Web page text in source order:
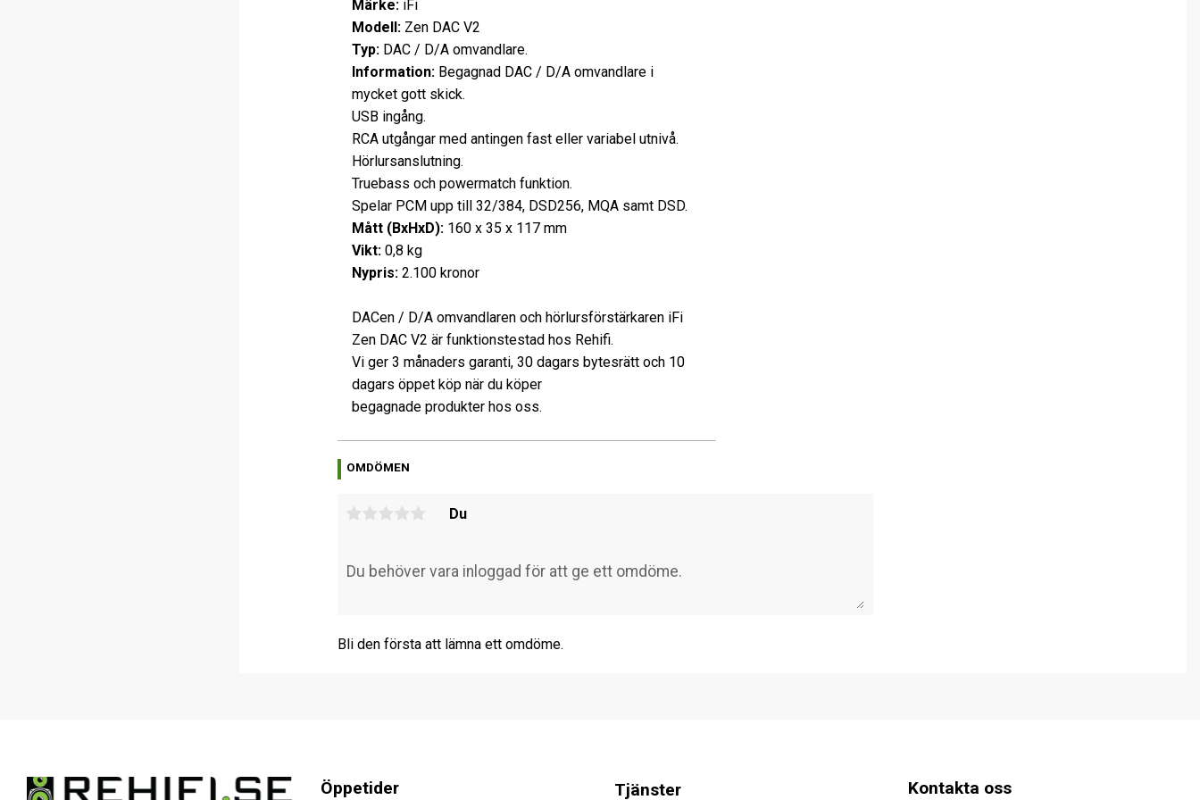
Märke:iFi
Modell:Zen DAC V2
Typ:DAC / D/A omvandlare.
Information:Begagnad DAC / D/A omvandlare i
mycket gott skick.
USB ingång.
RCA utgångar med antingen fast eller variabel utnivå.
Hörlursanslutning.
Truebass och powermatch funktion.
Spelar PCM upp till 32/384, DSD256, MQA samt DSD.
Mått (BxHxD):160 x 35 x 117 mm
Vikt:0,8 kg
Nypris:2.100 kronor
DACen / D/A omvandlaren och hörlursförstärkaren iFi
Zen DAC V2 är funktionstestad hos Rehifi.
Vi ger 3 månaders garanti, 30 dagars bytesrätt och 10
dagars öppet köp när du köper
begagnade produkter hos oss.
OMDÖMEN
Du
Bli den första att lämna ett omdöme.
Öppetider Kontakta oss
Tjänster